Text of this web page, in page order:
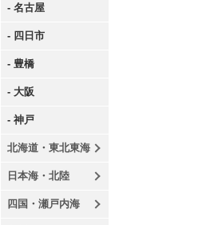
- 名古屋
- 四日市
- 豊橋
- 大阪
- 神戸
北海道・東北東海
日本海・北陸
四国・瀬戸内海